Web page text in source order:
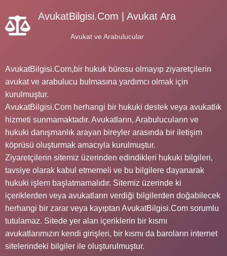
AvukatBilgisi.Com | Avukat Ara
Avukat ve Arabulucular
AvukatBilgisi.Com,bir hukuk bürosu olmayıp ziyaretçilerin
avukat ve arabulucu bulmasına yardımcı olmak için
kurulmuştur.
AvukatBilgisi.Com herhangi bir hukuki destek veya avukatlık
hizmeti sunmamaktadır. Avukatların, Arabulucuların ve
hukuki danışmanlık arayan bireyler arasında bir iletişim
köprüsü oluşturmak amacıyla kurulmuştur.
Ziyaretçilerin sitemiz üzerinden edindikleri hukuki bilgileri,
tavsiye olarak kabul etmemeli ve bu bilgilere dayanarak
hukuki işlem başlatmamalıdır. Sitemiz üzerinde ki
içeriklerden veya avukatların verdiği bilgilerden doğabilecek
herhangi bir zarar veya kayıptan AvukatBilgisi.Com sorumlu
tutulamaz. Sitede yer alan içeriklerin bir kısmı
avukatlarımızın kendi girişleri, bir kısmı da baroların internet
sitelerindeki bilgiler ile oluşturulmuştur.